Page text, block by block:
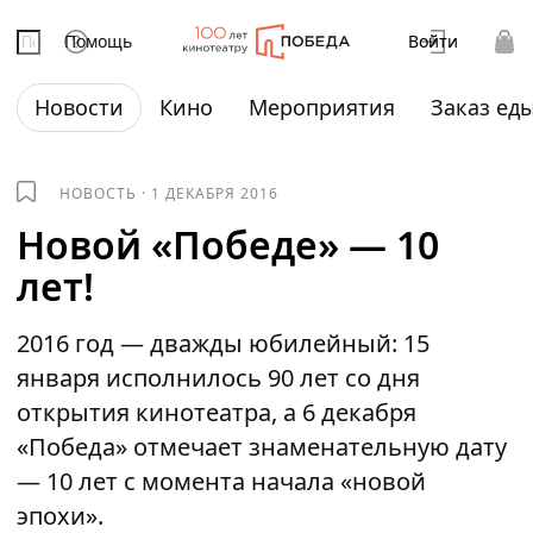
Помощь Войти
Новости Кино Мероприятия Заказ
НОВОСТЬ · 1 ДЕКАБРЯ 2016
Новой «Победе» — 10
лет!
2016 год — дважды юбилейный: 15
января исполнилось 90 лет со дня
открытия кинотеатра, а 6 декабря
«Победа» отмечает знаменательную дату
— 10 лет с момента начала «новой
эпохи».